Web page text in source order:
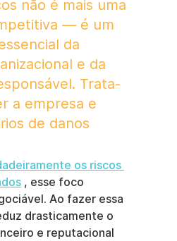
não é mais uma
— é um
da
e da
Trata-
a empresa e
de danos
os riscos
, esse foco
Ao fazer essa
drasticamente o
e reputacional